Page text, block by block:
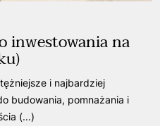
inwestowania na
i najbardziej
budowania, pomnażania i
(...)